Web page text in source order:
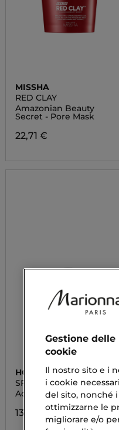
MISSHA
RED CLAY
Amazonian Beauty
Secret - Pore Mask
22,71 €
HOLIKA HOLIKA
SPARKLING LEMON
CLEANSING WATER
Acqua Detergente
13,84 €
Gestione
cookie
Il nostro sito e i
i cookie
del sito, nonché
ottimizzarne le
migliorare e/o